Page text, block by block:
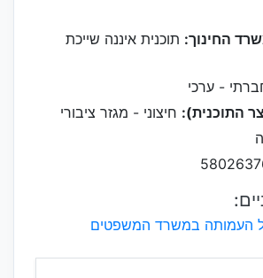
החינוך: תוכנית איננה שייכת
- ערכי
התוכנית): חיצוני - מגזר ציבורי
העמותה במשרד המשפטים